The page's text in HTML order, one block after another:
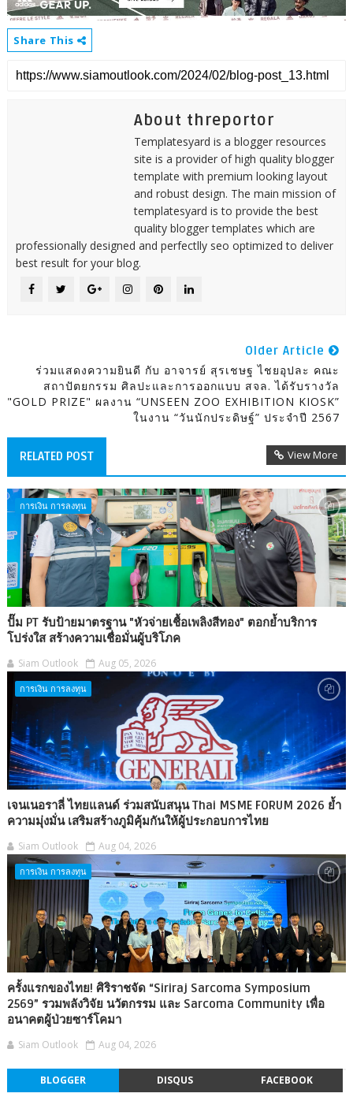
Share This
About threportor
Templatesyard is a blogger resources
site is a provider of high quality blogger
template with premium looking layout
and robust design. The main mission of
templatesyard is to provide the best
quality blogger templates which are
professionally designed and perfectlly seo optimized to deliver
best result for your blog.
Older Article
ร่วมแสดงความยินดี กับ อาจารย์ สุรเชษฐ ไชยอุปละ คณะ
สถาปัตยกรรม ศิลปะและการออกแบบ สจล. ได้รับรางวัล
"GOLD PRIZE" ผลงาน “UNSEEN ZOO EXHIBITION KIOSK”
ในงาน “วันนักประดิษฐ์” ประจำปี 2567
RELATED POST View More
การเงิน การลงทุน
ปั๊ม PT รับป้ายมาตรฐาน "หัวจ่ายเชื้อเพลิงสีทอง" ตอกย้ำบริการ
โปร่งใส สร้างความเชื่อมั่นผู้บริโภค
Siam Outlook Aug 05, 2026
การเงิน การลงทุน
เจนเนอราลี่ ไทยแลนด์ ร่วมสนับสนุน Thai MSME FORUM 2026 ย้ำ
ความมุ่งมั่น เสริมสร้างภูมิคุ้มกันให้ผู้ประกอบการไทย
Siam Outlook Aug 04, 2026
การเงิน การลงทุน
ครั้งแรกของไทย! ศิริราชจัด “Siriraj Sarcoma Symposium
2569” รวมพลังวิจัย นวัตกรรม และ Sarcoma Community เพื่อ
อนาคตผู้ป่วยซาร์โคมา
Siam Outlook Aug 04, 2026
BLOGGER DISQUS FACEBOOK